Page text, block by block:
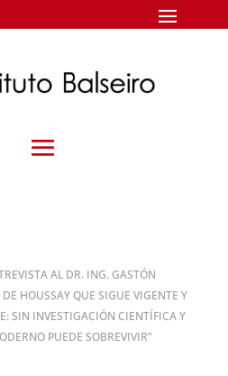
AL DR. ING. GASTÓN
HOUSSAY QUE SIGUE VIGENTE Y
SIN INVESTIGACIÓN CIENTÍFICA Y
PUEDE SOBREVIVIR”